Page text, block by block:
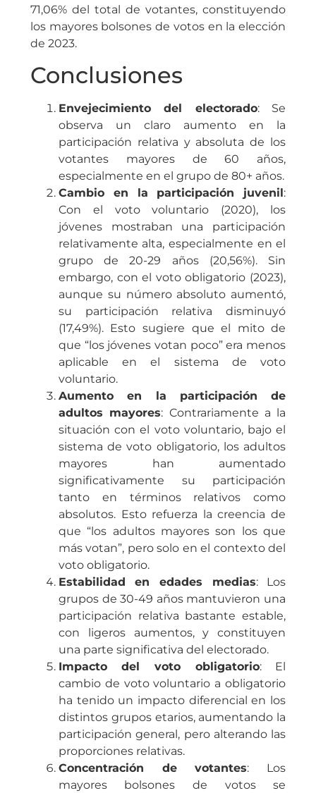
71,06% del total de votantes, constituyendo
los mayores bolsones de votos en la elección
de 2023.
Conclusiones
Envejecimiento del electorado: Se
observa un claro aumento en la
participación relativa y absoluta de los
votantes mayores de 60 años,
especialmente en el grupo de 80+ años.
Cambio en la participación juvenil:
Con el voto voluntario (2020), los
jóvenes mostraban una participación
relativamente alta, especialmente en el
grupo de 20-29 años (20,56%). Sin
embargo, con el voto obligatorio (2023),
aunque su número absoluto aumentó,
su participación relativa disminuyó
(17,49%). Esto sugiere que el mito de
que “los jóvenes votan poco” era menos
aplicable en el sistema de voto
voluntario.
Aumento en la participación de
adultos mayores: Contrariamente a la
situación con el voto voluntario, bajo el
sistema de voto obligatorio, los adultos
mayores han aumentado
significativamente su participación
tanto en términos relativos como
absolutos. Esto refuerza la creencia de
que “los adultos mayores son los que
más votan”, pero solo en el contexto del
voto obligatorio.
Estabilidad en edades medias: Los
grupos de 30-49 años mantuvieron una
participación relativa bastante estable,
con ligeros aumentos, y constituyen
una parte significativa del electorado.
Impacto del voto obligatorio: El
cambio de voto voluntario a obligatorio
ha tenido un impacto diferencial en los
distintos grupos etarios, aumentando la
participación general, pero alterando las
proporciones relativas.
Concentración de votantes: Los
mayores bolsones de votos se